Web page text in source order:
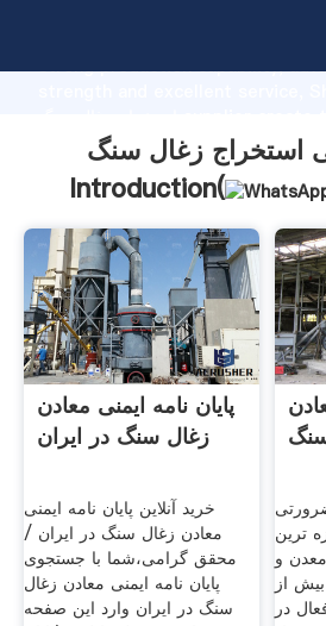
strong production capability,
values to all of customers.
استخراج زغال سنگ
Introduction(
پایان نامه ایمنی معادن
زغال سنگ در ایران
خرید آنلاین پایان نامه ایمنی
معادن زغال سنگ در ایران /
محقق گرامی،شما با جستجوی
پایان نامه ایمنی معادن زغال
سنگ در ایران وارد این صفحه
ترین
و
از
فعال در